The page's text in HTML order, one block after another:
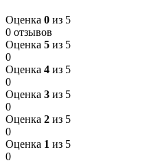
Оценка 0 из 5
0 отзывов
Оценка 5 из 5
0
Оценка 4 из 5
0
Оценка 3 из 5
0
Оценка 2 из 5
0
Оценка 1 из 5
0